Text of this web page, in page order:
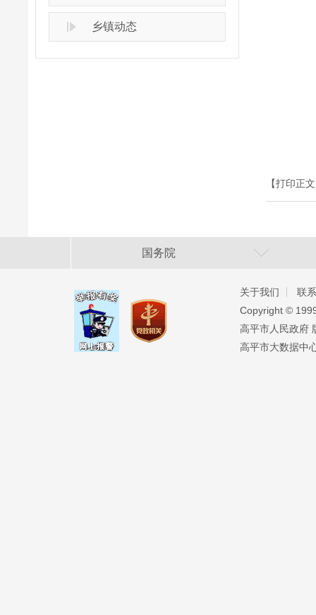
乡镇动态
【打印正
国务院
关于我们
联
Copyright ©️
高平市人民政府
高平市大数据